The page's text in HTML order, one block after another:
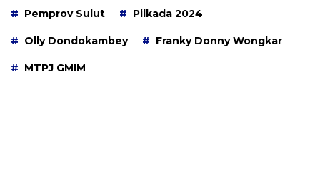
Pemprov Sulut Pilkada 2024
Olly Dondokambey Franky Donny Wongkar
MTPJ GMIM